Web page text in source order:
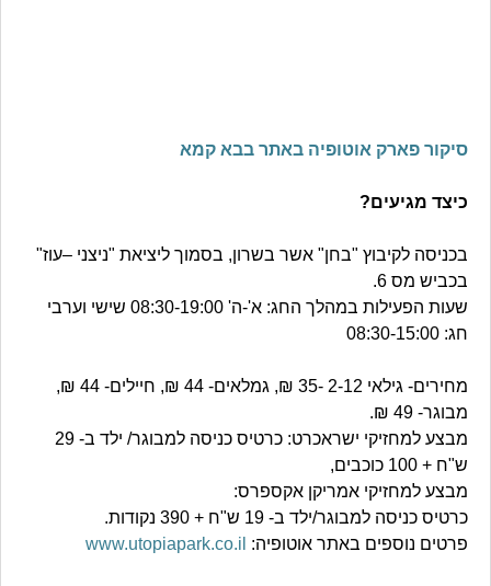
סיקור פארק אוטופיה באתר בבא קמא
כיצד מגיעים?
בכניסה לקיבוץ "בחן" אשר בשרון, בסמוך ליציאת "ניצני –עוז"
בכביש מס 6.
שעות הפעילות במהלך החג: א'-ה' 08:30-19:00 שישי וערבי
חג: 08:30-15:00
מחירים- גילאי 2-12 -35 ₪, גמלאים- 44 ₪, חיילים- 44 ₪,
מבוגר- 49 ₪.
מבצע למחזיקי ישראכרט: כרטיס כניסה למבוגר/ ילד ב- 29
ש"ח + 100 כוכבים,
מבצע למחזיקי אמריקן אקספרס:
כרטיס כניסה למבוגר/ילד ב- 19 ש"ח + 390 נקודות.
פרטים נוספים באתר אוטופיה: www.utopiapark.co.il